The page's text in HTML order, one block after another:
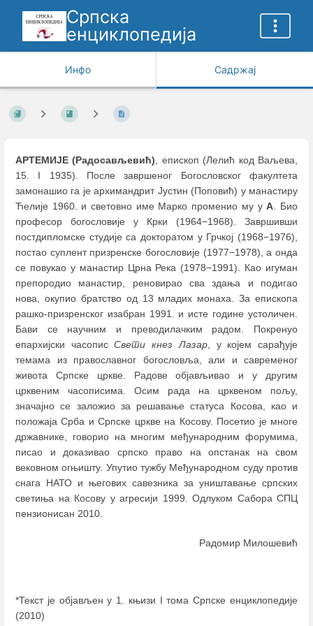
Српска
енциклопедија
Инфо Садржај
АРТЕМИЈЕ (Радосављевић), епископ (Лелић код Ваљева,
15. I 1935). После завршеног Богословског факултета
замонашио га је архимандрит Јустин (Поповић) у манастиру
Ћелије 1960. и световно име Марко променио му уА. Био
професор богословије у Крки (1964−1968). Завршивши
постдипломске студије са докторатом у Грчкој (1968−1976),
постао суплент призренске богословије (1977−1978), а онда
се повукао у манастир Црна Река (1978−1991). Као игуман
препородио манастир, реновирао сва здања и подигао
нова, окупио братство од 13 младих монаха. За епископа
рашко-призренског изабран 1991. и исте године устоличен.
Бави се научним и преводилачким радом. Покренуо
епархијски часописСвети кнез Лазар, у којем сарађује
темама из православног богословља, али и савременог
живота Српске цркве. Радове објављивао и у другим
црквеним часописима. Осим рада на црквеном пољу,
значајно се заложио за решавање статуса Косова, као и
положаја Срба и Српске цркве на Косову. Посетио је многе
државнике, говорио на многим међународним форумима,
писао и доказивао српско право на опстанак на свом
вековном огњишту. Упутио тужбу Међународном суду против
снага НАТО и његових савезника за уништавање српских
светиња на Косову у агресији 1999. Одлуком Сабора СПЦ
пензионисан 2010.
Радомир Милошевић
*Текст је објављен у 1. књизи I тома Српске енциклопедије
(2010)